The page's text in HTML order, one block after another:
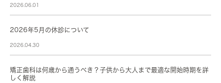
2026.06.01
2026年5月の休診について
2026.04.30
矯正歯科は何歳から通うべき？子供から大人まで最適な開始時期を詳
しく解説